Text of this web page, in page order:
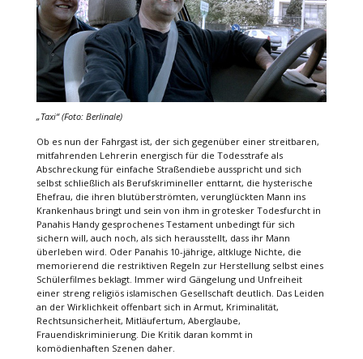
„Taxi“(Foto: Berlinale)
Ob es nun der Fahrgast ist, der sich gegenüber einer streitbaren,
mitfahrenden Lehrerin energisch für die Todesstrafe als
Abschreckung für einfache Straßendiebe ausspricht und sich
selbst schließlich als Berufskrimineller enttarnt, die hysterische
Ehefrau, die ihren blutüberströmten, verunglückten Mann ins
Krankenhaus bringt und sein von ihm in grotesker Todesfurcht in
Panahis Handy gesprochenes Testament unbedingt für sich
sichern will, auch noch, als sich herausstellt, dass ihr Mann
überleben wird. Oder Panahis 10-jährige, altkluge Nichte, die
memorierend die restriktiven Regeln zur Herstellung selbst eines
Schülerfilmes beklagt. Immer wird Gängelung und Unfreiheit
einer streng religiös islamischen Gesellschaft deutlich. Das Leiden
an der Wirklichkeit offenbart sich in Armut, Kriminalität,
Rechtsunsicherheit, Mitläufertum, Aberglaube,
Frauendiskriminierung. Die Kritik daran kommt in
komödienhaften Szenen daher.